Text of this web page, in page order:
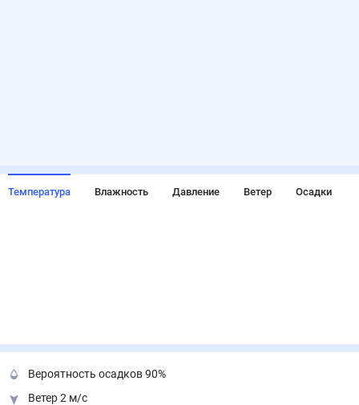
Температура Влажность Давление Ветер Осадки
Вероятность осадков 90%
Ветер 2 м/с